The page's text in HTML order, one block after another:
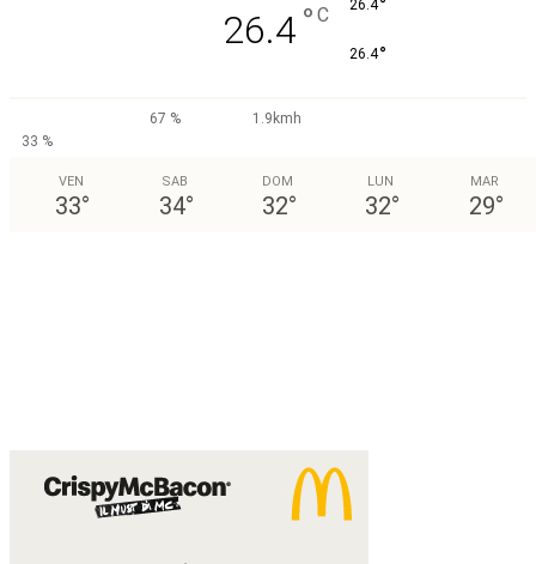
26.4 ° C 26.4°
26.4°
67 %
1.9kmh
33 %
VEN
33°
SAB
34°
DOM
32°
LUN
32°
MAR
29°